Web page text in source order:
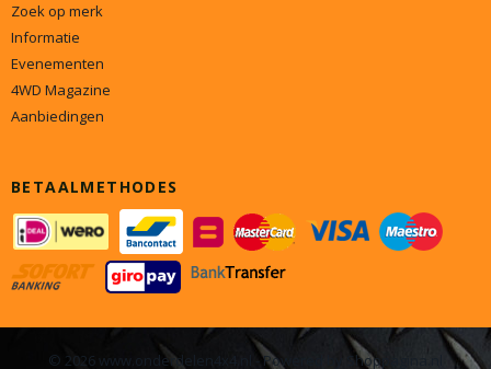
Zoek op merk
Informatie
Evenementen
4WD Magazine
Aanbiedingen
BETAALMETHODES
© 2026 www.onderdelen4x4.nl - Powered by Shoppagina.nl